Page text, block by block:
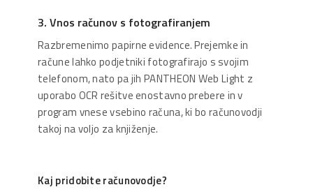
3. Vnos računov s fotografiranjem
Razbremenimo papirne evidence. Prejemke in
račune lahko podjetniki fotografirajo s svojim
telefonom, nato pa jih PANTHEON Web Light z
uporabo OCR rešitve enostavno prebere in v
program vnese vsebino računa, ki bo računovodji
takoj na voljo za knjiženje.
Kaj pridobite računovodje?